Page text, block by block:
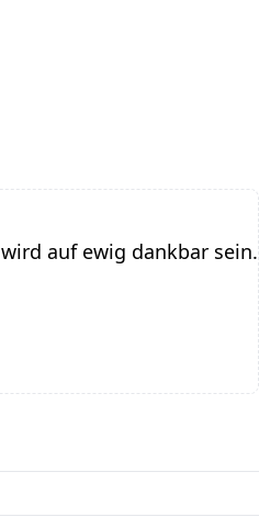
wird auf ewig dankbar sein.